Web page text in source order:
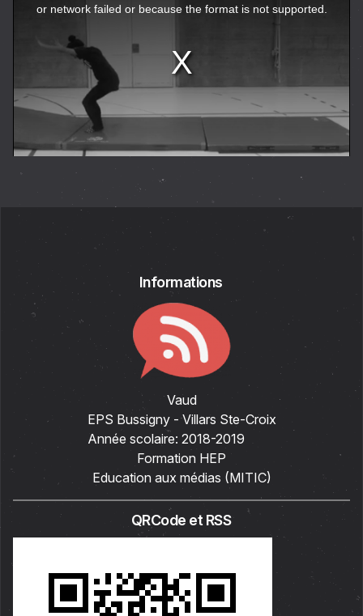
or network failed or because the format is not supported.
Informations
Vaud
EPS Bussigny - Villars Ste-Croix
Année scolaire: 2018-2019
Formation HEP
Education aux médias (MITIC)
QRCode et RSS